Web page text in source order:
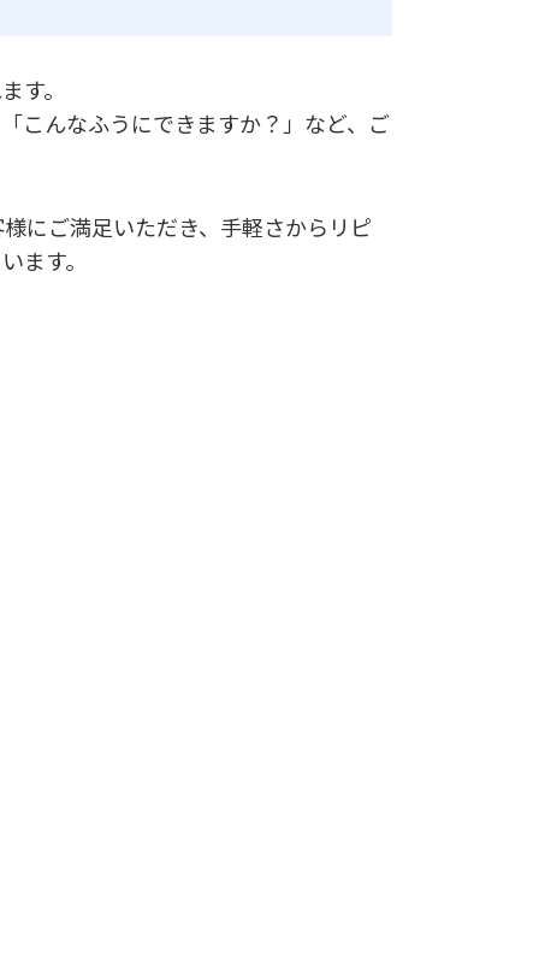
す。
こんなふうにできますか？」など、ご
にご満足いただき、手軽さからリピ
ます。